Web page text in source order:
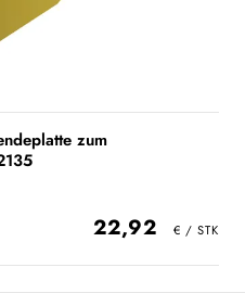
zum
22,92